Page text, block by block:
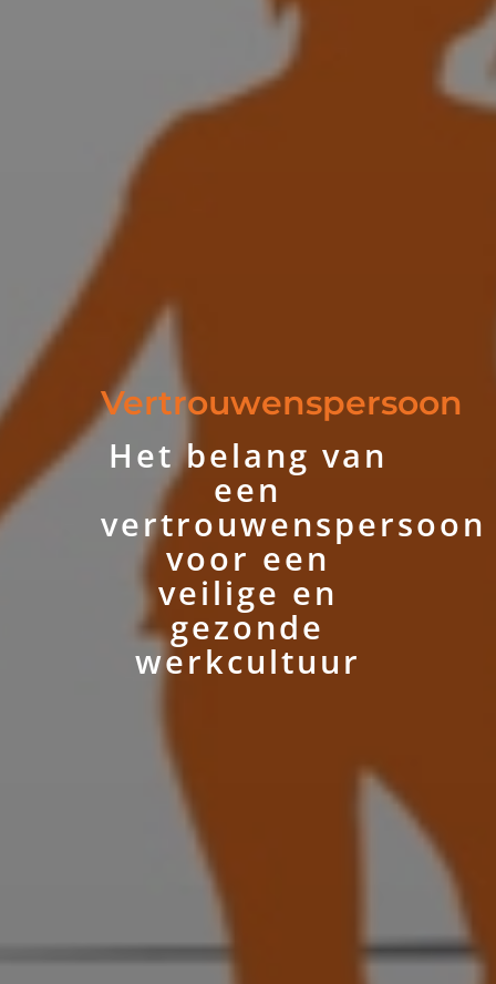
Vertrouwenspersoon
Het belang van
een
vertrouwenspersoon
voor een
veilige en
gezonde
werkcultuur